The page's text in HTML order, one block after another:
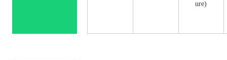
ure)